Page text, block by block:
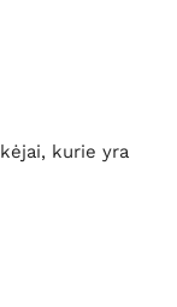
kurie yra